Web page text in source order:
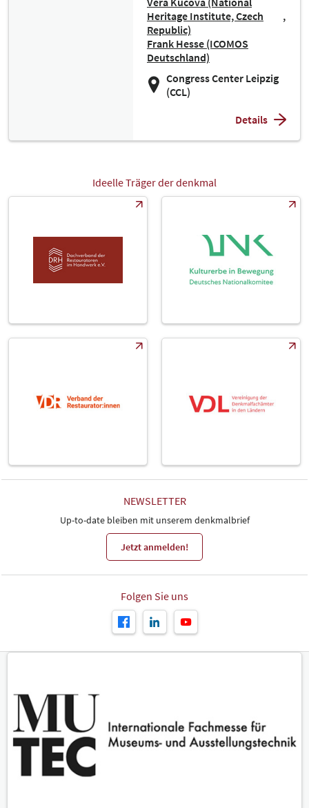
Heritage Institute, Czech
Republic)
Frank Hesse (ICOMOS
Deutschland)
Congress Center Leipzig
(CCL)
Details
Ideelle Träger der denkmal
NEWSLETTER
Up-to-date bleiben mit unserem denkmalbrief
Jetzt anmelden!
Folgen Sie uns